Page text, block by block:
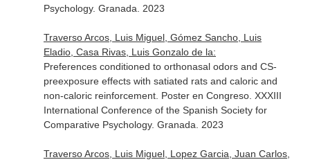
Psychology. Granada. 2023
Traverso Arcos, Luis Miguel, Gómez Sancho, Luis
Eladio, Casa Rivas, Luis Gonzalo de la:
Preferences conditioned to orthonasal odors and CS-
preexposure effects with satiated rats and caloric and
non-caloric reinforcement. Poster en Congreso. XXXIII
International Conference of the Spanish Society for
Comparative Psychology. Granada. 2023
Traverso Arcos, Luis Miguel, Lopez Garcia, Juan Carlos,